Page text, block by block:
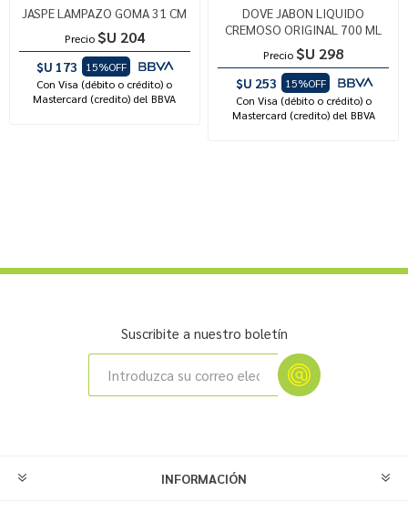
JASPE LAMPAZO GOMA 31 CM
Precio $U 204
$U 173
15%OFF
Con Visa (débito o crédito) o
Mastercard (credito) del BBVA
DOVE JABON LIQUIDO
CREMOSO ORIGINAL 700 ML
Precio $U 298
$U 253
15%OFF
Con Visa (débito o crédito) o
Mastercard (credito) del BBVA
Suscribite a nuestro boletín
INFORMACIÓN